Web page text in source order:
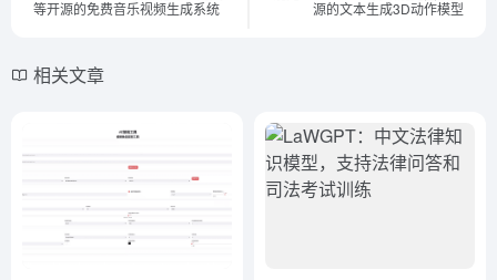
等开源的免费音乐视频生成系统
源的文本生成3D动作模型
相关文章